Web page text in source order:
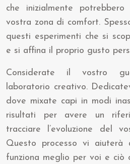
che inizialmente
vostra zona di comfort.
questi esperimenti che si
e si affina il proprio gusto
Considerate il vostro
laboratorio creativo.
dove mixate capi in modi
risultati per avere un
tracciare l’evoluzione del
Questo processo vi aiuterà
funziona meglio per voi e ciò